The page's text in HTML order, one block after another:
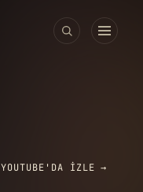
YOUTUBE'DA IZLE →